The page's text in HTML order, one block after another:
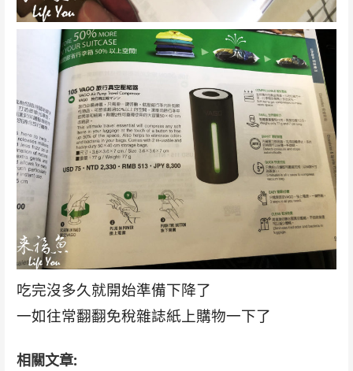
吃完沒多久就開始準備下降了
一如往常翻翻免稅雜誌紙上購物一下了
相關文章: